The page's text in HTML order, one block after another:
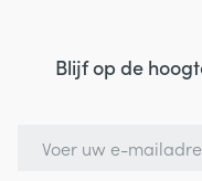
Blijf op de